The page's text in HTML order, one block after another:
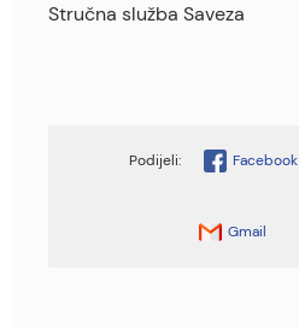
Stručna služba Saveza
Facebook
Gmail